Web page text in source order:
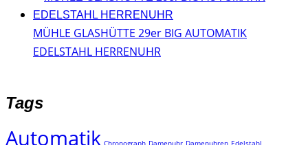
MÜHLE GLASHÜTTE 29er BIG AUTOMATIK
EDELSTAHL HERRENUHR
Tags
Automatik Chronograph Damenuhr Damenuhren Edelstahl